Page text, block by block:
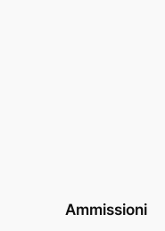
Ammissioni